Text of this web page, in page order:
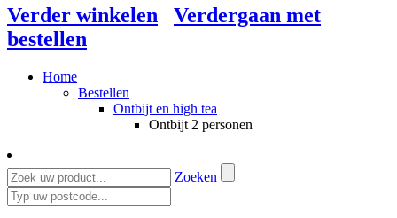
Verder winkelen
Verdergaan met
bestellen
Home
Bestellen
Ontbijt en high tea
Ontbijt 2 personen
Zoeken